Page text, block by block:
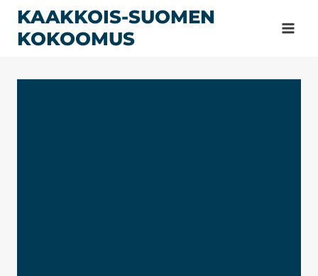
Siirry
sisältöön
KAAKKOIS-SUOMEN
KOKOOMUS